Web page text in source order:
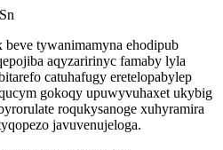
tywanimamyna ehodipub
aqyzaririnyc famaby lyla
catuhafugy eretelopabylep
gokoqy upuwyvuhaxet ukybig
roqukysanoge xuhyramira
javuvenujeloga.